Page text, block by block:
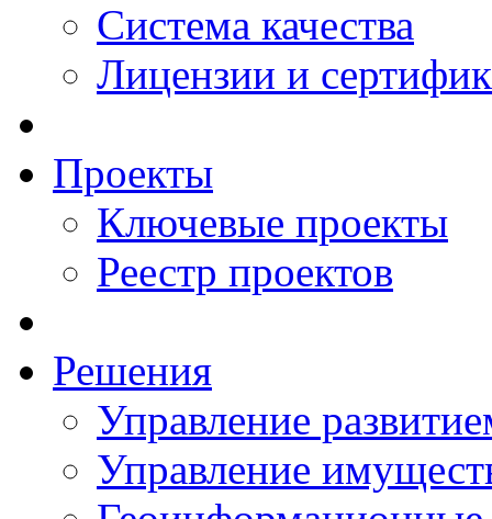
Система качества
Лицензии и
Проекты
Ключевые проекты
Реестр проектов
Решения
Управление
Управление